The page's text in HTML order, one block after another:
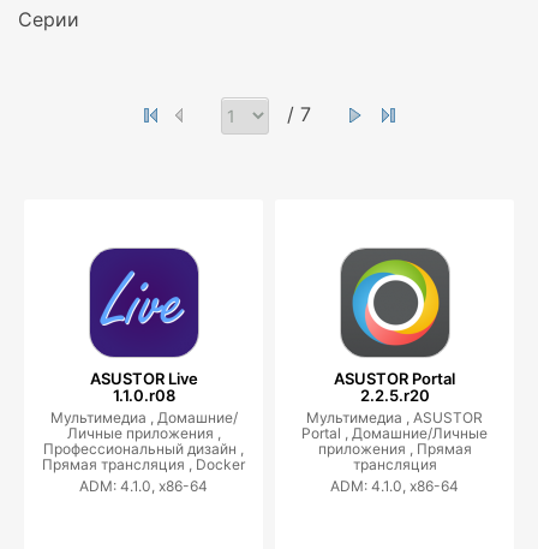
Серии
/ 7
ASUSTOR Live
1.1.0.r08
Мультимедиа , Домашние/
Личные приложения ,
Профессиональный дизайн ,
Прямая трансляция , Docker
ADM: 4.1.0, x86-64
ASUSTOR Portal
2.2.5.r20
Мультимедиа , ASUSTOR
Portal , Домашние/Личные
приложения , Прямая
трансляция
ADM: 4.1.0, x86-64